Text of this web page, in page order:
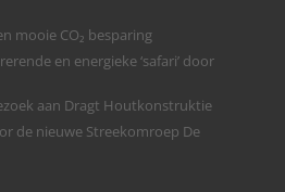
mooie CO₂ besparing
en energieke ‘safari’ door
aan Dragt Houtkonstruktie
de nieuwe Streekomroep De